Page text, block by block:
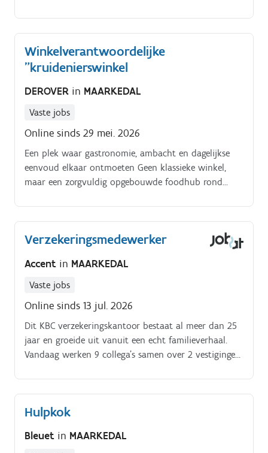
gezellige terrassen en stevige afsluitingen Aanleggen
en onderhouden van tuinen, gazons en groenzones.
Snoeien, maaien, planten en onkruid bestrijden
behoren tot de dagelijkse werkzaamheden.
Winkelverantwoordelijke
"kruidenierswinkel
DEROVER in MAARKEDAL
Vaste jobs
Online sinds 29 mei. 2026
Een plek waar gastronomie, ambacht en dagelijkse
eenvoud elkaar ontmoeten Geen klassieke winkel,
maar een zorgvuldig opgebouwde foodhub rond
BLEUET: pure producten, lokale makers,
huisbereidingen en aandacht voor detail Binnen.
Verzekeringsmedewerker
Accent in MAARKEDAL
Vaste jobs
Online sinds 13 jul. 2026
Dit KBC verzekeringskantoor bestaat al meer dan 25
jaar en groeide uit vanuit een echt familieverhaal.
Vandaag werken 9 collega’s samen over 2 vestigingen.
centraal. Jobomschrijving.
Hulpkok
Bleuet in MAARKEDAL